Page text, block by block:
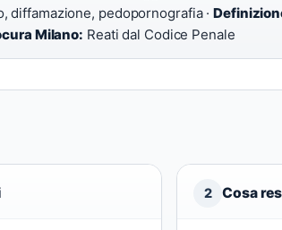
diffamazione, pedopornografia ·
Milano: Reati dal Codice Penale
2 Cosa